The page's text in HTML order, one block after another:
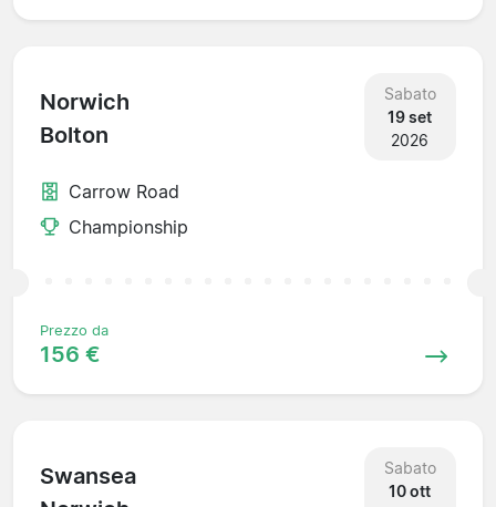
Norwich
Bolton
Sabato
19 set
2026
Carrow Road
Championship
Prezzo da
156 €
Swansea
Sabato
10 ott